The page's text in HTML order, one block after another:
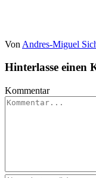
Von Andres-Miguel
Hinterlasse einen
Kommentar